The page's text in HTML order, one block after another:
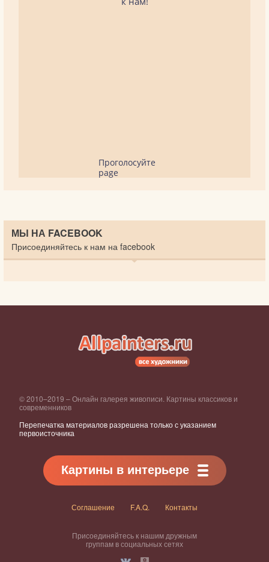
Проголосуйте
page
МЫ НА FACEBOOK
Присоединяйтесь к нам на facebook
© 2010–2019 – Онлайн галерея живописи. Картины классиков и
современников
Перепечатка материалов разрешена только с указанием
первоисточника
Картины в интерьере
Соглашение F.A.Q. Контакты
Присоединяйтесь к нашим дружным
группам в социальных сетях